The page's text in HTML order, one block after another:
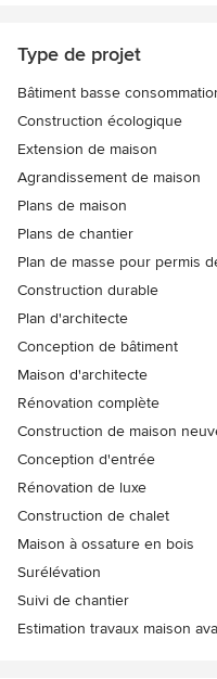
Type de projet
Bâtiment basse
Construction écologique
Extension de maison
Agrandissement de maison
Plans de maison
Plans de chantier
Plan de masse pour permis
Construction durable
Plan d'architecte
Conception de bâtiment
Maison d'architecte
Rénovation complète
Construction de maison
Conception d'entrée
Rénovation de luxe
Construction de chalet
Maison à ossature en bois
Surélévation
Suivi de chantier
Estimation travaux maison